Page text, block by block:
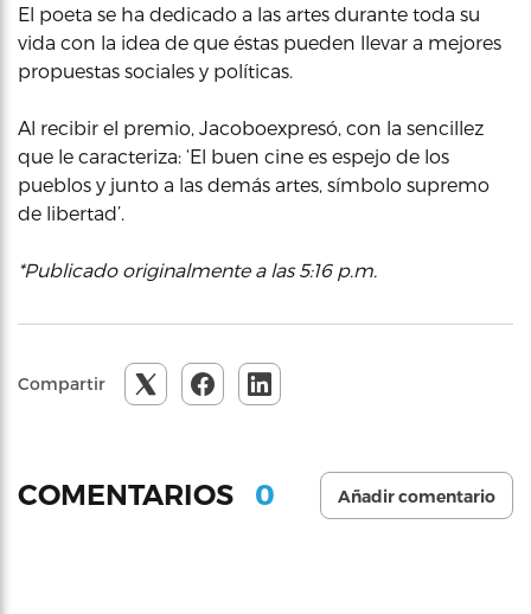
El poeta se ha dedicado a las artes durante toda su
vida con la idea de que éstas pueden llevar a mejores
propuestas sociales y políticas.
Al recibir el premio, Jacoboexpresó, con la sencillez
que le caracteriza: ‘El buen cine es espejo de los
pueblos y junto a las demás artes, símbolo supremo
de libertad’.
*Publicado originalmente a las 5:16 p.m.
Compartir
COMENTARIOS 0 Añadir comentario